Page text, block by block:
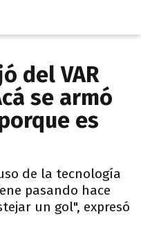
del VAR
se armó
es
de la tecnología
pasando hace
un gol", expresó